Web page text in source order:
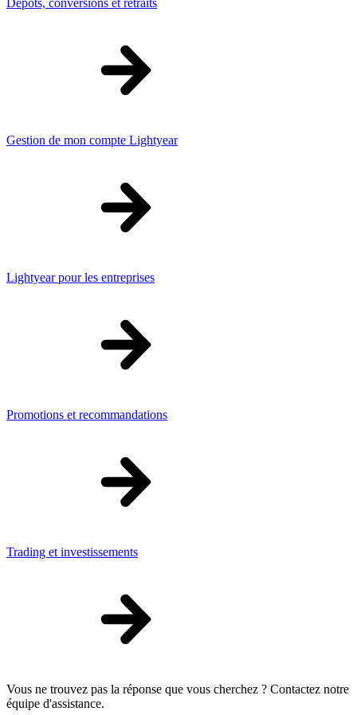
Dépôts, conversions et retraits
Gestion de mon compte Lightyear
Lightyear pour les entreprises
Promotions et recommandations
Trading et investissements
Vous ne trouvez pas la réponse que vous cherchez ? Contactez notre
équipe d'assistance.